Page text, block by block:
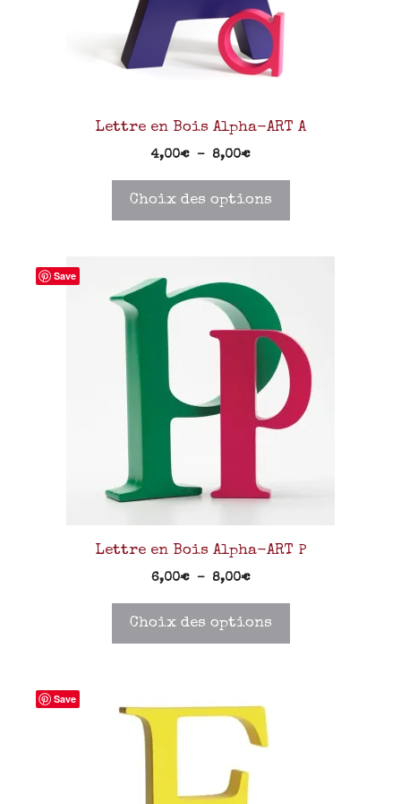
Lettre en Bois Alpha-ART A
4,00€ – 8,00€
Choix des options
Save
Lettre en Bois Alpha-ART P
6,00€ – 8,00€
Choix des options
Save